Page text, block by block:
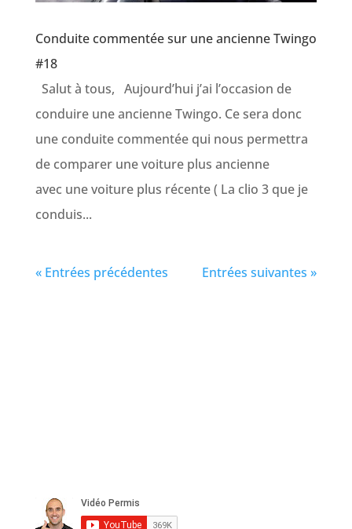
Conduite commentée sur une ancienne Twingo
#18
Salut à tous, Aujourd’hui j’ai l’occasion de
conduire une ancienne Twingo. Ce sera donc
une conduite commentée qui nous permettra
de comparer une voiture plus ancienne
avec une voiture plus récente ( La clio 3 que je
conduis...
« Entrées précédentes Entrées suivantes »